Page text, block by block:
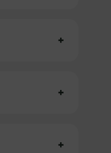
+
+
+